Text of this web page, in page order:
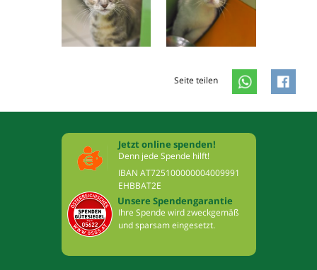
Seite teilen
Jetzt online spenden!
Denn jede Spende hilft!
IBAN AT725100000004009991
EHBBAT2E
Unsere Spendengarantie
Ihre Spende wird zweckgemäß
und sparsam eingesetzt.